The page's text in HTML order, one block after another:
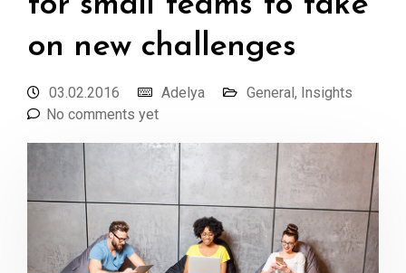
on new challenges
03.02.2016 Adelya General, Insights
No comments yet